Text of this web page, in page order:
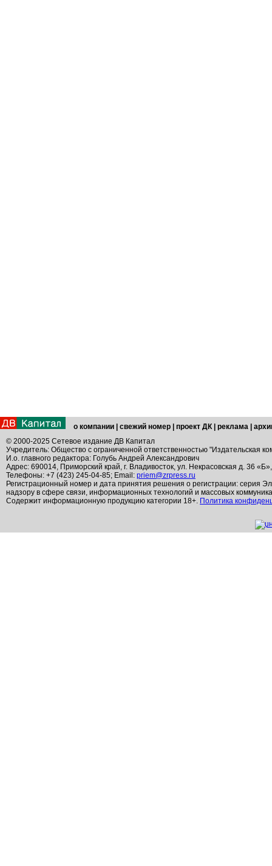
о компании свежий номер проект ДК реклама
© 2000-2025 Сетевое издание ДВ Капитал
Учредитель: Общество с ограниченной ответственностью "Издательская
И.о. главного редактора: Голубь Андрей Александрович
Адрес: 690014, Приморский край, г. Владивосток, ул. Некрасовская д. 36
Телефоны: +7 (423) 245-04-85; Email: priem@zrpress.ru
Регистрационный номер и дата принятия решения о регистрации: серия
надзору в сфере связи, информационных технологий и массовых
Содержит информационную продукцию категории 18+. Политика